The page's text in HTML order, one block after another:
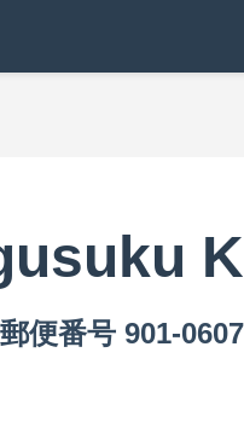
便番号 901-0607